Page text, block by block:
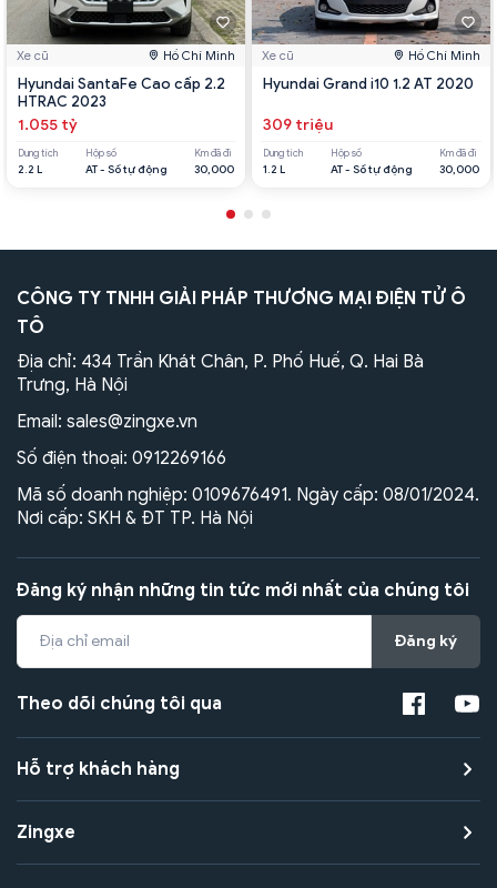
Xe cũ Hồ Chí Minh
Hyundai SantaFe Cao cấp 2.2
HTRAC 2023
1.055 tỷ
Dung tích
2.2 L
Hộp số
AT - Số tự động
Km đã đi
30,000
Xe cũ Hồ Chí Minh
Hyundai Grand i10 1.2 AT 2020
309 triệu
Dung tích
1.2 L
Hộp số
AT - Số tự động
Km đã đi
30,000
CÔNG TY TNHH GIẢI PHÁP THƯƠNG MẠI ĐIỆN TỬ Ô
TÔ
Địa chỉ: 434 Trần Khát Chân, P. Phố Huế, Q. Hai Bà
Trưng, Hà Nội
Email: sales@zingxe.vn
Số điện thoại: 0912269166
Mã số doanh nghiệp: 0109676491. Ngày cấp: 08/01/2024.
Nơi cấp: SKH & ĐT TP. Hà Nội
Đăng ký nhận những tin tức mới nhất của chúng tôi
Đăng ký
Theo dõi chúng tôi qua
Hỗ trợ khách hàng
Zingxe